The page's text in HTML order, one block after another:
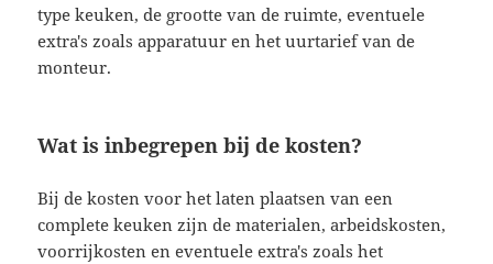
type keuken, de grootte van de ruimte, eventuele
extra's zoals apparatuur en het uurtarief van de
monteur.
Wat is inbegrepen bij de kosten?
Bij de kosten voor het laten plaatsen van een
complete keuken zijn de materialen, arbeidskosten,
voorrijkosten en eventuele extra's zoals het